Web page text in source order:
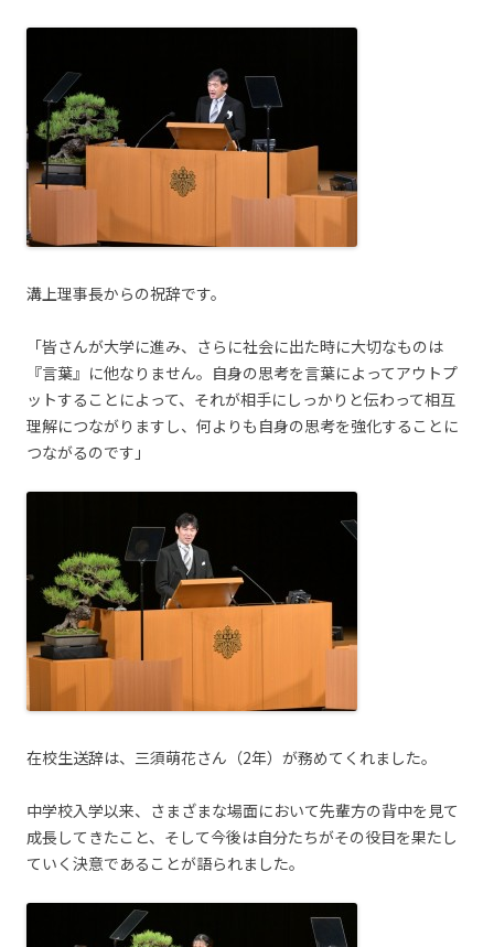
溝上理事長からの祝辞です。
「皆さんが大学に進み、さらに社会に出た時に大切なものは
『言葉』に他なりません。自身の思考を言葉によってアウトプ
ットすることによって、それが相手にしっかりと伝わって相互
理解につながりますし、何よりも自身の思考を強化することに
つながるのです」
在校生送辞は、三須萌花さん（2年）が務めてくれました。
中学校入学以来、さまざまな場面において先輩方の背中を見て
成長してきたこと、そして今後は自分たちがその役目を果たし
ていく決意であることが語られました。